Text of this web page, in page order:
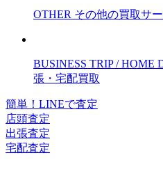
OTHER その他の買取サ
BUSINESS TRIP / HOME
張・宅配買取
簡単！LINEで査定
店頭査定
出張査定
宅配査定